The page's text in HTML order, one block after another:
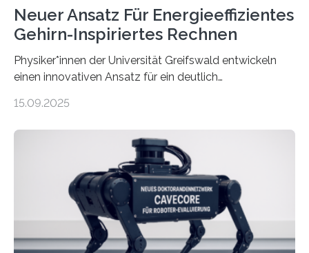
Neuer Ansatz Für Energieeffizientes
Gehirn-Inspiriertes Rechnen
Physiker*innen der Universität Greifswald entwickeln
einen innovativen Ansatz für ein deutlich
Lösungsweg ist inspiriert vom menschlichen Gehirn. Die
stellt die heutige Computertechnik vor
Herausforderungen. Herkömmliche Silizium-
Prozessoren stoßen an ihre Grenzen: Sie verbrauchen
viel Energie, die Speicher- und Verarbeitungseinheiten
sind voneinander getrennt und die Datenübertragung
bremst komplexe Anwendungen aus. Da KI-Modelle
immer größer werden und riesige Datenmengen
15.09.2025